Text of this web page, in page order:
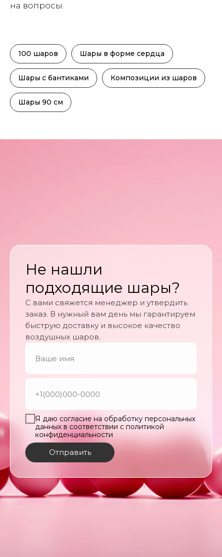
на вопросы.
100 шаров Шары в форме сердца
Шары с бантиками Композиции из шаров
Шары 90 см
Не нашли
подходящие шары?
С вами свяжется менеджер и утвердить
заказ. В нужный вам день мы гарантируем
быструю доставку и высокое качество
воздушных шаров.
Я даю согласие на обработку персональных
данных в соответствии с политикой
конфиденциальности
Отправить